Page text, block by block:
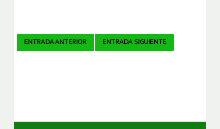
Navegador
ENTRADA ANTERIOR ENTRADA SIGUIENTE